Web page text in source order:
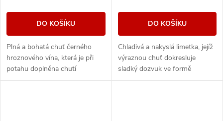
DO KOŠÍKU
Plná a bohatá chuť černého
hroznového vína, která je při
potahu doplněna chutí
sladkého cukrového melounu.
DO KOŠÍKU
Chladivá a nakyslá limetka, jejíž
výraznou chuť dokresluje
sladký dozvuk ve formě
exotické gravioly.